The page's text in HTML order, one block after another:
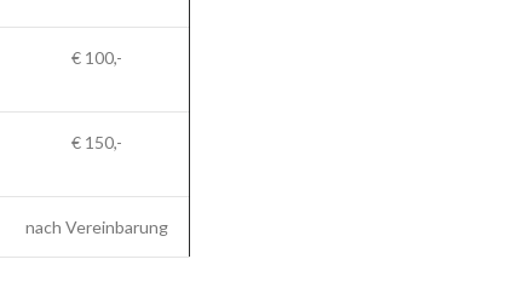
€ 100,-
€ 150,-
nach Vereinbarung